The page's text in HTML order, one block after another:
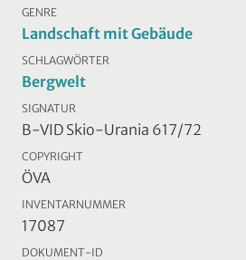
GENRE
Landschaft mit Gebäude
SCHLAGWÖRTER
Bergwelt
SIGNATUR
B-VID Skio-Urania 617/72
COPYRIGHT
ÖVA
INVENTARNUMMER
17087
DOKUMENT-ID